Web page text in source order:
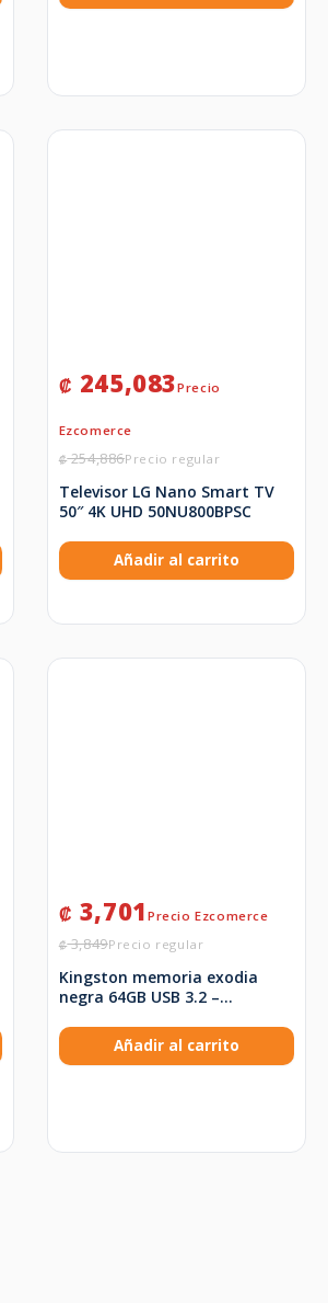
₡254,886
₡ 245,083
Televisor LG Nano Smart TV
50″ 4K UHD 50NU800BPSC
Añadir al carrito
₡3,849
₡ 3,701
Kingston memoria exodia
negra 64GB USB 3.2 –
Añadir al carrito